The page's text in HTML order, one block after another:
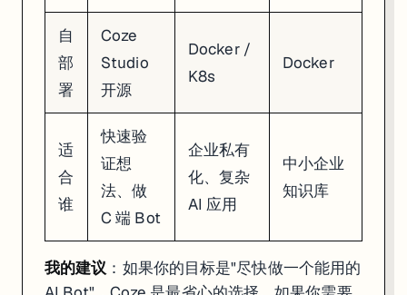
自
部
署
Coze
Studio
开源
Docker /
K8s
Docker
适
合
谁
快速验
证想
法、做
C 端 Bot
企业私有
化、复杂
AI 应用
中小企业
知识库
我的建议 ：如果你的目标是"尽快做一个能用的